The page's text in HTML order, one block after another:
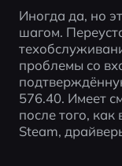
Иногда да, но
шагом.
проблемы со
576.40. Имеет
после того,
Steam,